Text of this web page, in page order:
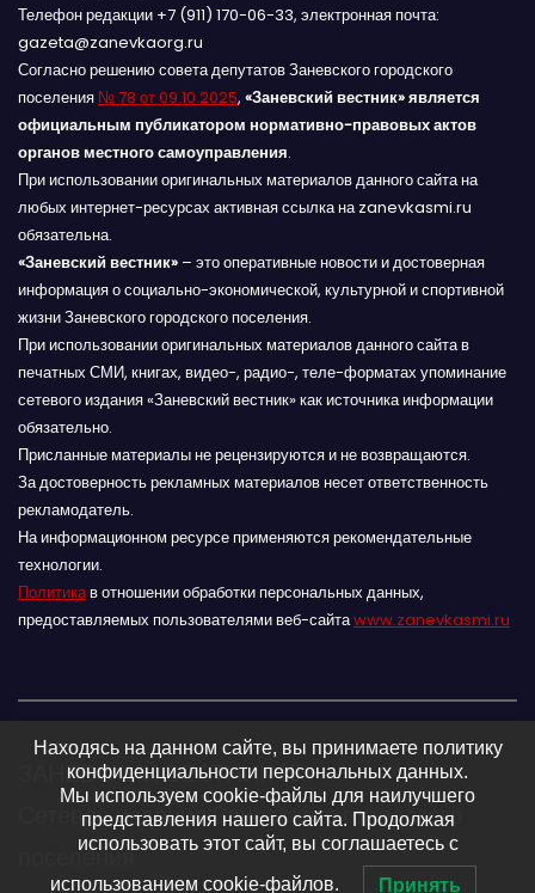
Телефон редакции +7 (911) 170-06-33, электронная почта:
gazeta@zanevkaorg.ru
Согласно решению совета депутатов Заневского городского
поселения № 78 от 09.10.2025, «Заневский вестник» является
официальным публикатором нормативно-правовых актов
органов местного самоуправления.
При использовании оригинальных материалов данного сайта на
любых интернет-ресурсах активная ссылка на zanevkasmi.ru
обязательна.
«Заневский вестник» – это оперативные новости и достоверная
информация о социально-экономической, культурной и спортивной
жизни Заневского городского поселения.
При использовании оригинальных материалов данного сайта в
печатных СМИ, книгах, видео-, радио-, теле-форматах упоминание
сетевого издания «Заневский вестник» как источника информации
обязательно.
Присланные материалы не рецензируются и не возвращаются.
За достоверность рекламных материалов несет ответственность
рекламодатель.
На информационном ресурсе применяются рекомендательные
технологии.
Политикав отношении обработки персональных данных,
предоставляемых пользователями веб-сайтаwww.zanevkasmi.ru
ЗАНЕВСКИЙ ВЕСТНИК 16+
Сетевое издание Заневского городского
поселения
Находясь на данном сайте, вы принимаете политику
конфиденциальности персональных данных.
Мы используем cookie-файлы для наилучшего
представления нашего сайта. Продолжая
использовать этот сайт, вы соглашаетесь с
использованием cookie-файлов. Принять